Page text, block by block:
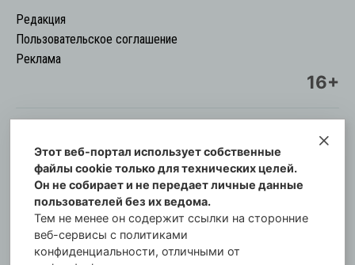
Редакция
Пользовательское соглашение
Реклама
16+
© Информационный городской портал
Орловская cреда-плюс, 2021-2026
Свидетельство о регистрации СМИ: ПИ №57-
00254 от 29 октября 2013 г.
Газета зарегистрирована Управлением
Федеральной службы по надзору в сфере связи,
Этот веб-портал использует собственные
файлы cookie только для технических целей.
Он не собирает и не передает личные данные
пользователей без их ведома.
Тем не менее он содержит ссылки на сторонние
веб-сервисы с политиками
конфиденциальности, отличными от